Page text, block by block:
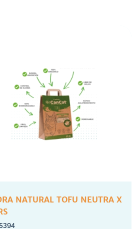
NATURAL TOFU NEUTRA X